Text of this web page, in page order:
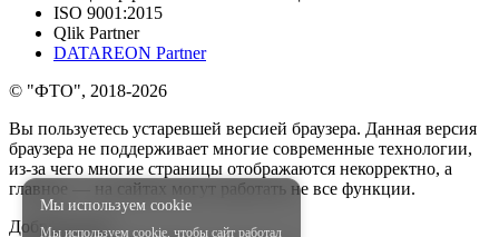
ISO 9001:2015
Qlik Partner
DATAREON Partner
© "ФТО", 2018-2026
Вы пользуетесь устаревшей версией браузера. Данная версия
браузера не поддерживает многие современные технологии,
из-за чего многие страницы отображаются некорректно, а
главное — на сайтах могут работать не все функции.
Добрый день!
Мы используем cookie
Мы используем cookie, чтобы сайт работал